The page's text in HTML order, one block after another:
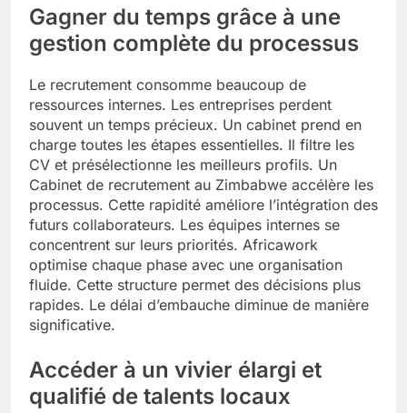
Gagner du temps grâce à une
gestion complète du processus
Le recrutement consomme beaucoup de
ressources internes. Les entreprises perdent
souvent un temps précieux. Un cabinet prend en
charge toutes les étapes essentielles. Il filtre les
CV et présélectionne les meilleurs profils. Un
Cabinet de recrutement au Zimbabwe accélère les
processus. Cette rapidité améliore l’intégration des
futurs collaborateurs. Les équipes internes se
concentrent sur leurs priorités. Africawork
optimise chaque phase avec une organisation
fluide. Cette structure permet des décisions plus
rapides. Le délai d’embauche diminue de manière
significative.
Accéder à un vivier élargi et
qualifié de talents locaux